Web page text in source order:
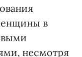
в
несмотря